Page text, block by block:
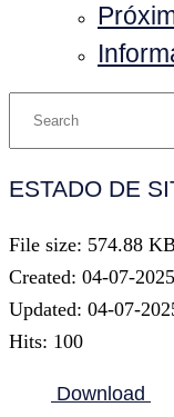
ESTADO DE
File size: 574.88
Created: 04-07-2025
Updated: 04-07-
Hits: 100
Download